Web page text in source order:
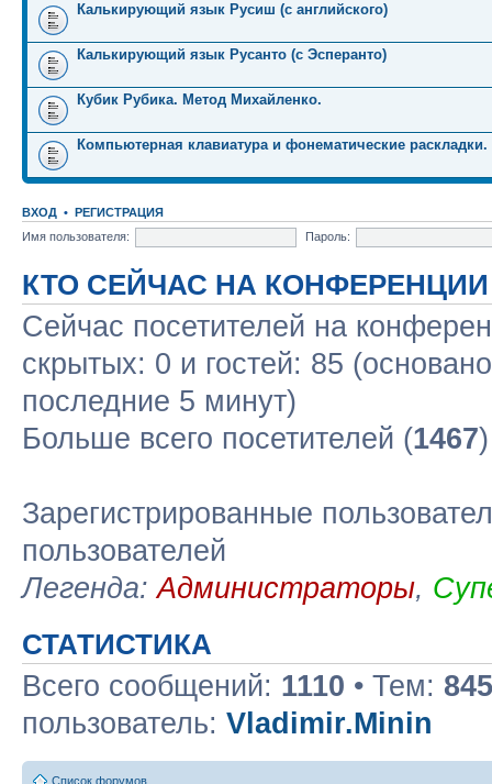
Калькирующий язык Русиш (с английского)
Калькирующий язык Русанто (с Эсперанто)
Кубик Рубика. Метод Михайленко.
Компьютерная клавиатура и фонематические раскладки.
ВХОД • РЕГИСТРАЦИЯ
Имя пользователя:
Пароль:
КТО СЕЙЧАС НА КОНФЕРЕНЦИИ
Сейчас посетителей на
скрытых: 0 и гостей: 85
последние 5 минут)
Больше всего посетителей (1467
Зарегистрированные
пользователей
Легенда:Администраторы,
СТАТИСТИКА
Всего сообщений: 1110 • Тем: 845
пользователь: Vladimir.Minin
Список форумов